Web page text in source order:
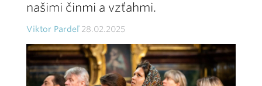
našimi činmi a vzťahmi.
Viktor Pardeľ28.02.2025